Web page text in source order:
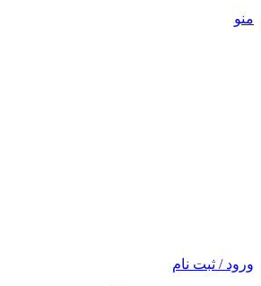
منو
ورود / ثبت نام